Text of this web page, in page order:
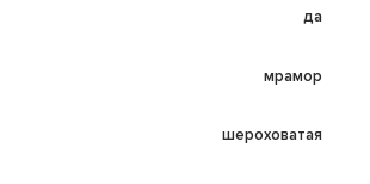
да
мрамор
шероховатая